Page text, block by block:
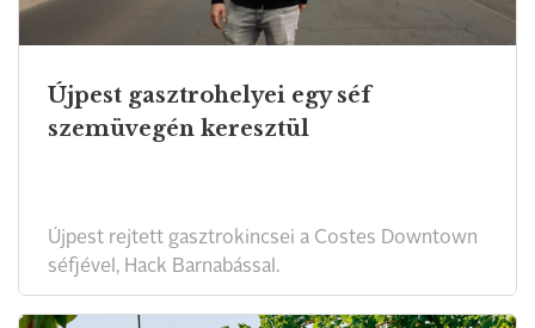
Újpest gasztrohelyei egy séf
szemüvegén keresztül
Újpest rejtett gasztrokincsei a Costes Downtown
séfjével, Hack Barnabással.